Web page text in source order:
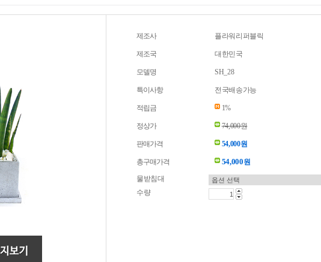
제조사 플라워리퍼블릭
제조국 대한민국
모델명 SH_28
특이사항 전국배송가능
적립금 1%
정상가 74,000원
판매가격 54,000원
총구매가격 54,000원
물받침대
수량